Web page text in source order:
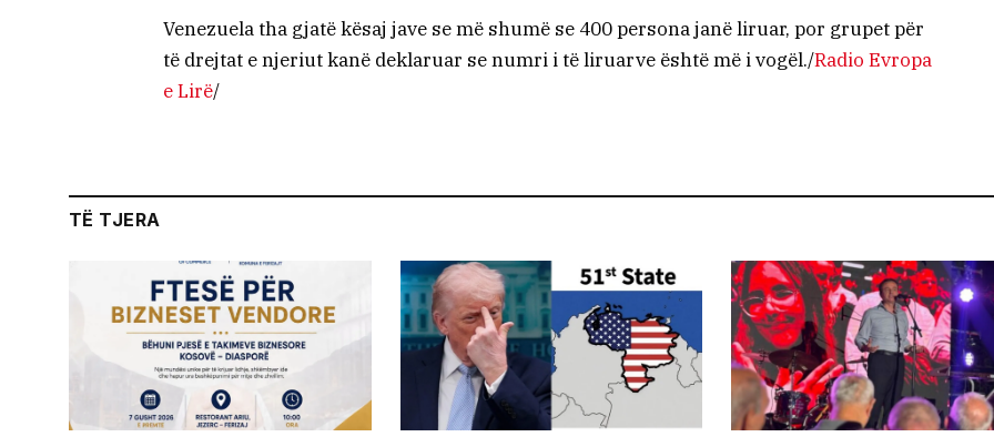
Venezuela tha gjatë kësaj jave se më shumë se 400 persona janë liruar, por grupet për
të drejtat e njeriut kanë deklaruar se numri i të liruarve është më i vogël./Radio Evropa
e Lirë/
TË TJERA